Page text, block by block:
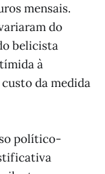
mensais.
do
belicista
à
da medida
político-